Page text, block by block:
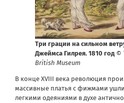
Три грации на сильном
Джеймса Гилрея. 1810 год ©
British Museum
В конце XVIII века революция
массивные платья с фижмами
легкими одеяниями в духе